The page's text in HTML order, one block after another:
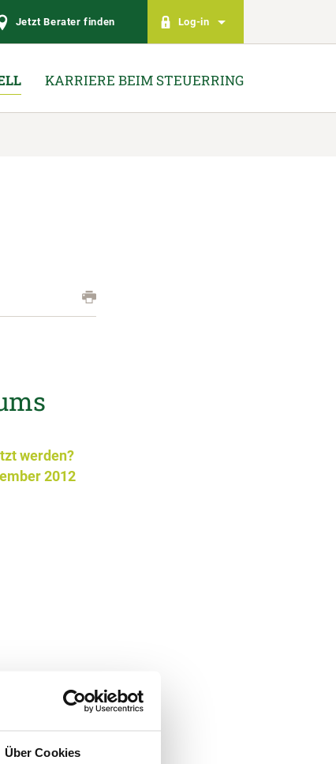
Über Cookies
Jetzt Berater finden Log-in
KARRIERE BEIM STEUERRING
werden?
2012
da eine